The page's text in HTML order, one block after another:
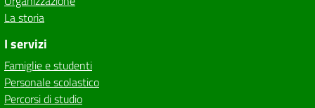
La storia
I servizi
Famiglie e studenti
Personale scolastico
Percorsi di studio